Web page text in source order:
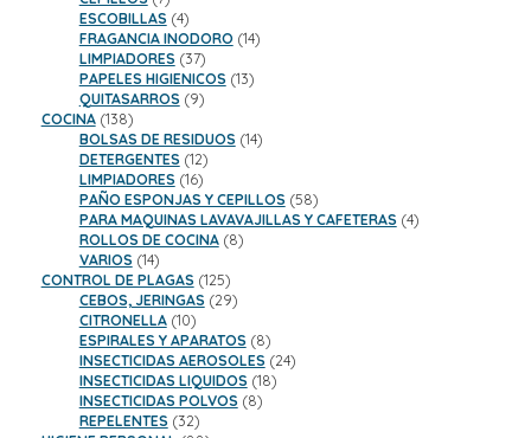
productos
ESCOBILLAS 44
productos
FRAGANCIA INODORO 1414
LIMPIADORES 3737
productos
PAPELES HIGIENICOS 1313
QUITASARROS 99
COCINA 138138
productos
BOLSAS DE RESIDUOS 1414
DETERGENTES 1212
productos
LIMPIADORES 1616
productos
PAÑO ESPONJAS Y CEPILLOS 5858
productos
PARA MAQUINAS LAVAVAJILLAS Y CAFETERAS 44
ROLLOS DE COCINA 88
VARIOS 1414
productos
CONTROL DE PLAGAS 125125
productos
CEBOS, JERINGAS 2929
CITRONELLA 1010
productos
ESPIRALES Y APARATOS 88
productos
INSECTICIDAS AEROSOLES 2424
INSECTICIDAS LIQUIDOS 1818
INSECTICIDAS POLVOS 88
REPELENTES 3232